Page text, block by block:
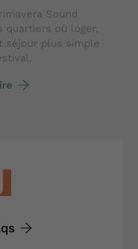
Sound
quartiers où loger,
séjour plus simple